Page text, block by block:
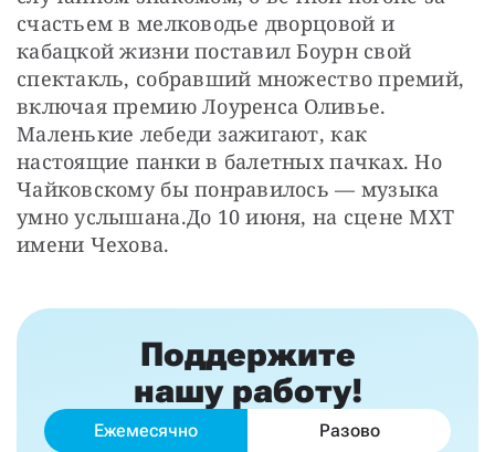
счастьем в мелководье дворцовой и
кабацкой жизни поставил Боурн свой
спектакль, собравший множество премий,
включая премию Лоуренса Оливье.
Маленькие лебеди зажигают, как
настоящие панки в балетных пачках. Но
Чайковскому бы понравилось — музыка
умно услышана.До 10 июня, на сцене МХТ
имени Чехова.
Поддержите
нашу работу!
Ежемесячно Разово